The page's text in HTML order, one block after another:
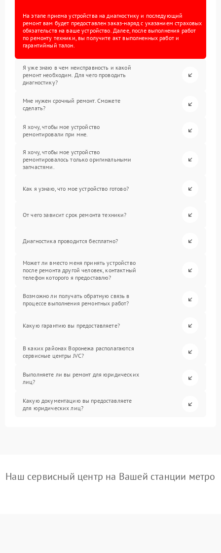
На этапе приема устройства на диагностику и последующий
ремонт вам будет предоставлен заказ-наряд с указанием страховых
обязательств на ваше устройство. Далее, после выполнения работ
по ремонту техники, вы получите акт выполненных работ и
гарантийный талон.
Я уже знаю в чем неисправность и какой
ремонт необходим. Для чего проводить
диагностику?
Мне нужен срочный ремонт. Сможете
сделать?
Я хочу, чтобы мое устройство
ремонтировали при мне.
Я хочу, чтобы мое устройство
ремонтировалось только оригинальными
запчастями.
Как я узнаю, что мое устройство готово?
От чего зависит срок ремонта техники?
Диагностика проводится бесплатно?
Может ли вместо меня принять устройство
после ремонта другой человек, контактный
телефон которого я предоставлю?
Возможно ли получать обратную связь в
процессе выполнения ремонтных работ?
Какую гарантию вы предоставляете?
В каких районах Воронежа располагаются
сервисные центры JVC?
Выполняете ли вы ремонт для юридических
лиц?
Какую документацию вы предоставляете
для юридических лиц?
Наш сервисный центр на Вашей станции метро